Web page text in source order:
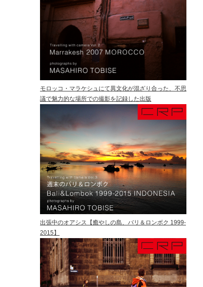
モロッコ・マラケシュにて異文化が混ざり合った、不思
議で魅力的な場所での撮影を記録した出版
出張中のオアシス【癒やしの島、バリ＆ロンボク 1999-
2015】